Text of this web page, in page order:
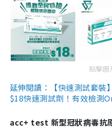
點擊圖
延伸閱讀：【快速測試套裝
$18快速測試劑！有效檢測
acc+ test 新型冠狀病毒抗